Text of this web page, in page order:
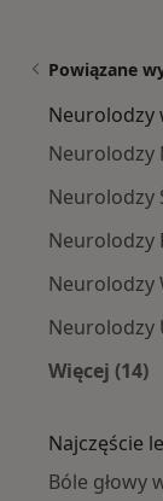
Powiązane
Neurolodzy
Neurolodzy
Neurolodzy
Neurolodzy
Neurolodzy
Neurolodzy
Więcej (14)
Najczęście
Bóle głowy